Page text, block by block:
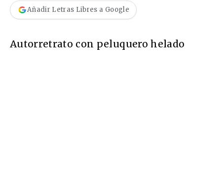
Añadir Letras Libres a Google
Autorretrato con peluquero helado